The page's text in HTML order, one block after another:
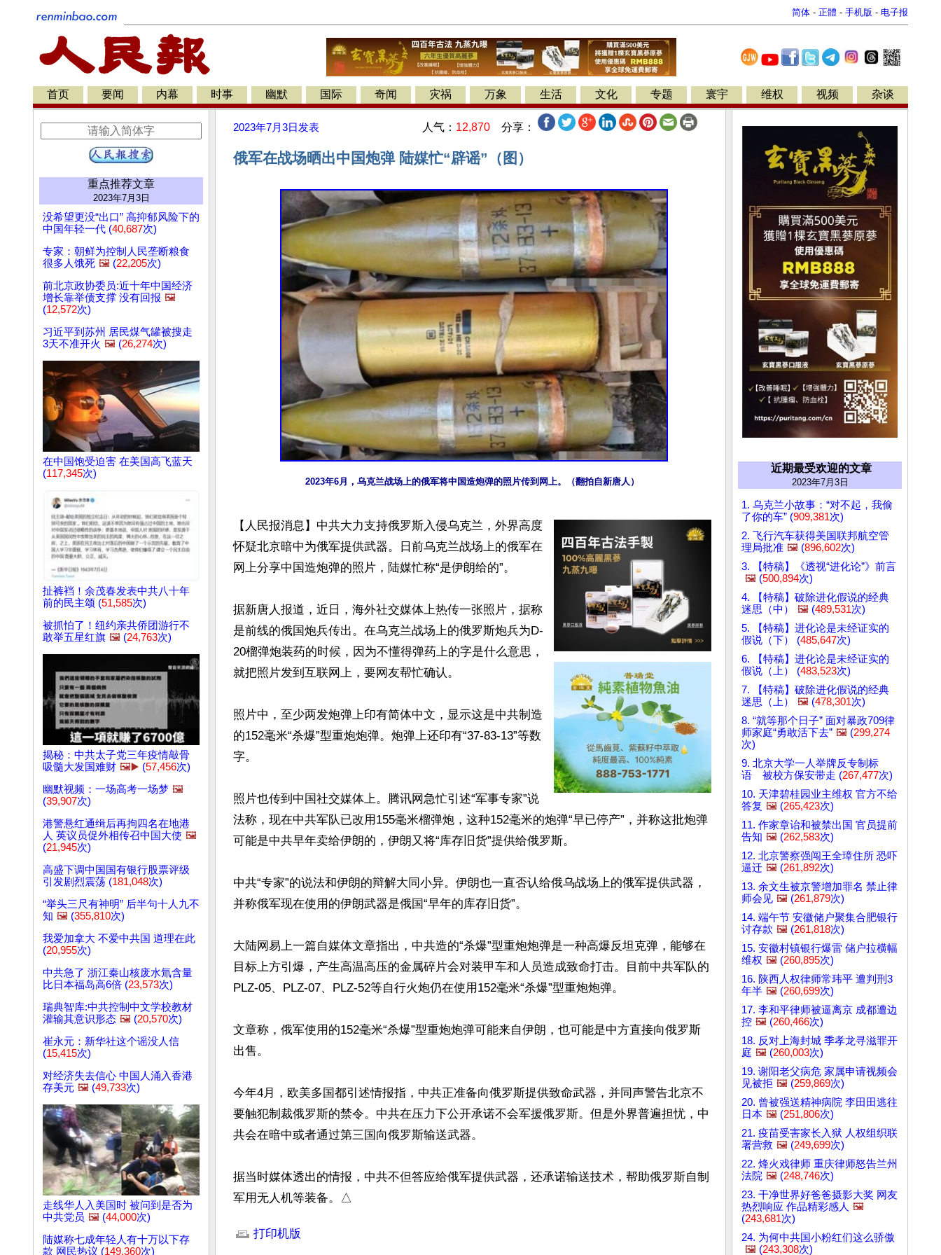
简体 - 正體 - 手机版 - 电子报
首页 要闻 内幕 时事 幽默 国际 奇闻 灾祸 万象 生活 文化 专题 寰宇 维权 视频 杂谈
重点推荐文章
2023年7月3日
没希望更没“出口” 高抑郁风险下的
中国年轻一代 (40,687次)
专家：朝鲜为控制人民垄断粮食
很多人饿死 🖼️ (22,205次)
前北京政协委员:近十年中国经济
增长靠举债支撑 没有回报 🖼️
(12,572次)
习近平到苏州 居民煤气罐被搜走
3天不准开火 🖼️ (26,274次)
在中国饱受迫害 在美国高飞蓝天
(117,345次)
扯裤裆！余茂春发表中共八十年
前的民主颂 (51,585次)
被抓怕了！纽约亲共侨团游行不
敢举五星红旗 🖼️ (24,763次)
揭秘：中共太子党三年疫情敲骨
吸髓大发国难财 🖼️▶️ (57,456次)
幽默视频：一场高考一场梦 🖼️
(39,907次)
港警悬红通缉后再拘四名在地港
人 英议员促外相传召中国大使 🖼️
(21,945次)
高盛下调中国国有银行股票评级
引发剧烈震荡 (181,048次)
“举头三尺有神明” 后半句十人九不
知 🖼️ (355,810次)
我爱加拿大 不爱中共国 道理在此
(20,955次)
中共急了 浙江秦山核废水氚含量
比日本福岛高6倍 (23,573次)
瑞典智库:中共控制中文学校教材
灌输其意识形态 🖼️ (20,570次)
崔永元：新华社这个谣没人信
(15,415次)
对经济失去信心 中国人涌入香港
存美元 🖼️ (49,733次)
走线华人入美国时 被问到是否为
中共党员 🖼️ (44,000次)
陆媒称七成年轻人有十万以下存
款 网民热议 (149,360次)
2023年7月3日 发表 人气： 12,870 分享：
俄军在战场晒出中国炮弹 陆媒忙“辟谣”（图）
2023年6月，乌克兰战场上的俄军将中国造炮弹的照片传到网上。（翻拍自新唐人）
【人民报消息】中共大力支持俄罗斯入侵乌克兰，外界高度
怀疑北京暗中为俄军提供武器。日前乌克兰战场上的俄军在
网上分享中国造炮弹的照片，陆媒忙称“是伊朗给的”。
据新唐人报道，近日，海外社交媒体上热传一张照片，据称
是前线的俄国炮兵传出。在乌克兰战场上的俄罗斯炮兵为D-
20榴弹炮装药的时候，因为不懂得弹药上的字是什么意思，
就把照片发到互联网上，要网友帮忙确认。
照片中，至少两发炮弹上印有简体中文，显示这是中共制造
的152毫米“杀爆”型重炮炮弹。炮弹上还印有“37-83-13”等数
字。
照片也传到中国社交媒体上。腾讯网急忙引述“军事专家”说
法称，现在中共军队已改用155毫米榴弹炮，这种152毫米的炮弹“早已停产”，并称这批炮弹
可能是中共早年卖给伊朗的，伊朗又将“库存旧货”提供给俄罗斯。
中共“专家”的说法和伊朗的辩解大同小异。伊朗也一直否认给俄乌战场上的俄军提供武器，
并称俄军现在使用的伊朗武器是俄国“早年的库存旧货”。
大陆网易上一篇自媒体文章指出，中共造的“杀爆”型重炮炮弹是一种高爆反坦克弹，能够在
目标上方引爆，产生高温高压的金属碎片会对装甲车和人员造成致命打击。目前中共军队的
PLZ-05、PLZ-07、PLZ-52等自行火炮仍在使用152毫米“杀爆”型重炮炮弹。
文章称，俄军使用的152毫米“杀爆”型重炮炮弹可能来自伊朗，也可能是中方直接向俄罗斯
出售。
今年4月，欧美多国都引述情报指，中共正准备向俄罗斯提供致命武器，并同声警告北京不
要触犯制裁俄罗斯的禁令。中共在压力下公开承诺不会军援俄罗斯。但是外界普遍担忧，中
共会在暗中或者通过第三国向俄罗斯输送武器。
据当时媒体透出的情报，中共不但答应给俄军提供武器，还承诺输送技术，帮助俄罗斯自制
军用无人机等装备。△
打印机版
近期最受欢迎的文章
2023年7月3日
1. 乌克兰小故事：“对不起，我偷
了你的车” (909,381次)
2. 飞行汽车获得美国联邦航空管
理局批准 🖼️ (896,602次)
3. 【特稿】《透视“进化论”》前言
🖼️ (500,894次)
4. 【特稿】破除进化假说的经典
迷思（中）
🖼️ (489,531次)
5. 【特稿】进化论是未经证实的
假说（下） (485,647次)
6. 【特稿】进化论是未经证实的
假说（上） (483,523次)
7. 【特稿】破除进化假说的经典
迷思（上）
🖼️ (478,301次)
8. “就等那个日子” 面对暴政709律
师家庭“勇敢活下去” 🖼️ (299,274
次)
9. 北京大学一人举牌反专制标
语 被校方保安带走 (267,477次)
10. 天津碧桂园业主维权 官方不给
答复 🖼️ (265,423次)
11. 作家章诒和被禁出国 官员提前
告知 🖼️ (262,583次)
12. 北京警察强闯王全璋住所 恐吓
逼迁 🖼️ (261,892次)
13. 余文生被京警增加罪名 禁止律
师会见 🖼️ (261,879次)
14. 端午节 安徽储户聚集合肥银行
讨存款 🖼️ (261,818次)
15. 安徽村镇银行爆雷 储户拉横幅
维权 🖼️ (260,895次)
16. 陕西人权律师常玮平 遭判刑3
年半 🖼️ (260,699次)
17. 李和平律师被逼离京 成都遭边
控 🖼️ (260,466次)
18. 反对上海封城 季孝龙寻滋罪开
庭 🖼️ (260,003次)
19. 谢阳老父病危 家属申请视频会
见被拒 🖼️ (259,869次)
20. 曾被强送精神病院 李田田逃往
日本 🖼️ (251,806次)
21. 疫苗受害家长入狱 人权组织联
署营救 🖼️ (249,699次)
22. 烽火戏律师 重庆律师怒告兰州
法院 🖼️ (248,746次)
23. 干净世界好爸爸摄影大奖 网友
热烈响应 作品精彩感人 🖼️
(243,681次)
24. 为何中共国小粉红们这么骄傲
🖼️ (243,308次)